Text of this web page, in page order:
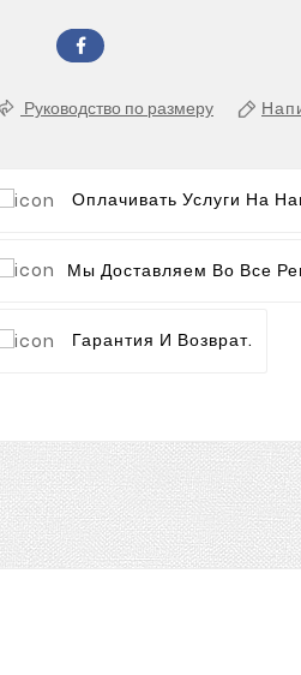
Руководство по размеру
Оплачивать Услуги На
Мы Доставляем Во Все
Гарантия И Возврат.